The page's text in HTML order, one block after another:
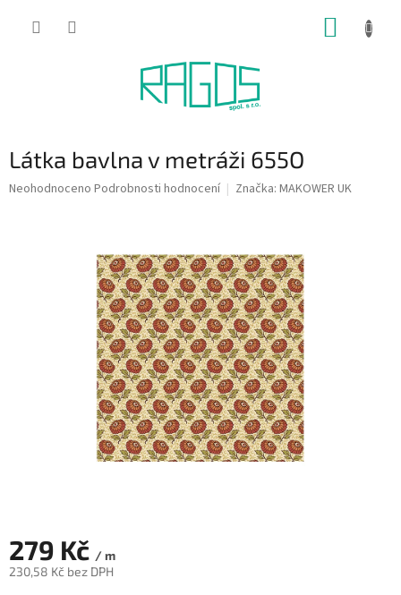
Látka bavlna v metráži 655O
Průměrné
Neohodnoceno Podrobnosti hodnocení Značka: MAKOWER UK
279 Kč / m
230,58 Kč bez DPH